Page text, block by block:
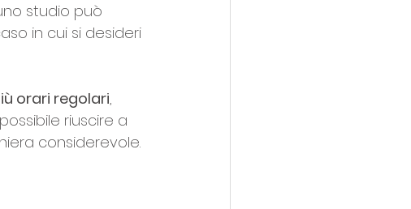
studio può
in cui si desideri
orari regolari,
riuscire a
considerevole.